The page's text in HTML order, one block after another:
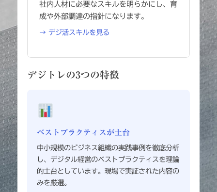
社内人材に必要なスキルを明らかにし、育
成や外部調達の指針になります。
→ デジ活スキルを見る
デジトレの3つの特徴
ベストプラクティスが土台
中小規模のビジネス組織の実践事例を徹底分析
し、デジタル経営のベストプラクティスを理論
的土台としています。現場で実証された内容の
みを厳選。